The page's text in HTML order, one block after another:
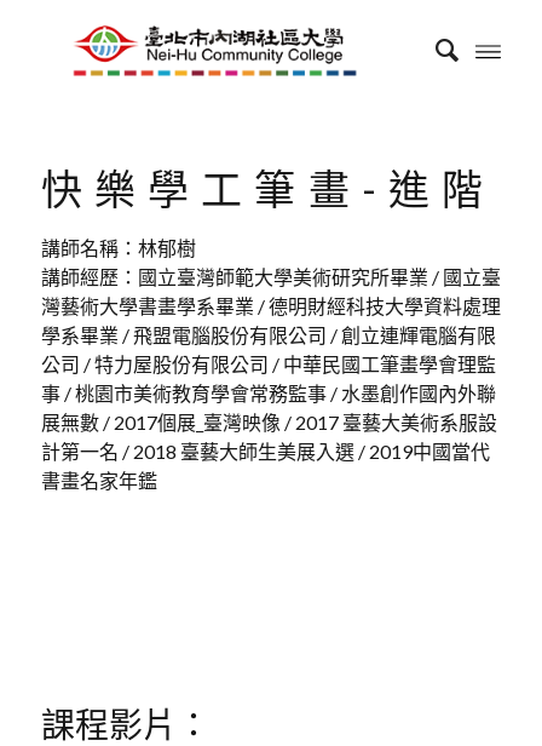
快樂學工筆畫-進階
講師名稱：林郁樹
講師經歷：國立臺灣師範大學美術研究所畢業 / 國立臺
灣藝術大學書畫學系畢業 / 德明財經科技大學資料處理
學系畢業 / 飛盟電腦股份有限公司 / 創立連輝電腦有限
公司 / 特力屋股份有限公司 / 中華民國工筆畫學會理監
事 / 桃園市美術教育學會常務監事 / 水墨創作國內外聯
展無數 / 2017個展_臺灣映像 / 2017 臺藝大美術系服設
計第一名 / 2018 臺藝大師生美展入選 / 2019中國當代
書畫名家年鑑
課程影片：